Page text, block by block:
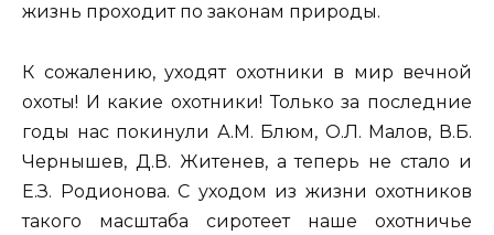
жизнь проходит по законам природы.
К сожалению, уходят охотники в мир вечной
охоты! И какие охотники! Только за последние
годы нас покинули А.М. Блюм, О.Л. Малов, В.Б.
Чернышев, Д.В. Житенев, а теперь не стало и
Е.З. Родионова. С уходом из жизни охотников
такого масштаба сиротеет наше охотничье